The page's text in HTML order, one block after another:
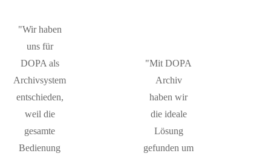
"Wir haben
uns für
DOPA als
Archivsystem
entschieden,
weil die
gesamte
Bedienung
"Mit DOPA
Archiv
haben wir
die ideale
Lösung
gefunden um